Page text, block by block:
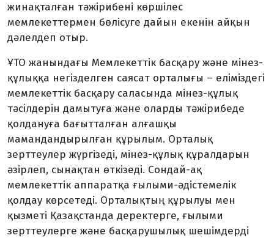
жинақталған тәжірибені көршілес
мемлекеттермен бөлісуге дайын екенін айқын
дәлелдеп отыр.
ҰТО жанындағы Мемлекеттік басқару және мінез-
құлыққа негізделген саясат орталығы – еліміздегі
мемлекеттік басқару саласында мінез-құлық
тәсілдерін дамытуға және оларды тәжірибеде
қолдануға бағытталған алғашқы
мамандандырылған құрылым. Орталық
зерттеулер жүргізеді, мінез-құлық құралдарын
әзірлеп, сынақтан өткізеді. Сондай-ақ
мемлекеттік аппаратқа ғылыми-әдістемелік
қолдау көрсетеді. Орталықтың құрылуы мен
қызметі Қазақстанда деректерге, ғылыми
зерттеулерге және басқарушылық шешімдерді